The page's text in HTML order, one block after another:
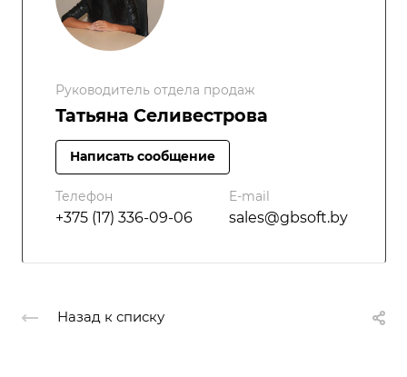
Руководитель отдела продаж
Татьяна Селивестрова
Написать сообщение
Телефон
+375 (17) 336-09-06
E-mail
sales@gbsoft.by
Назад к списку